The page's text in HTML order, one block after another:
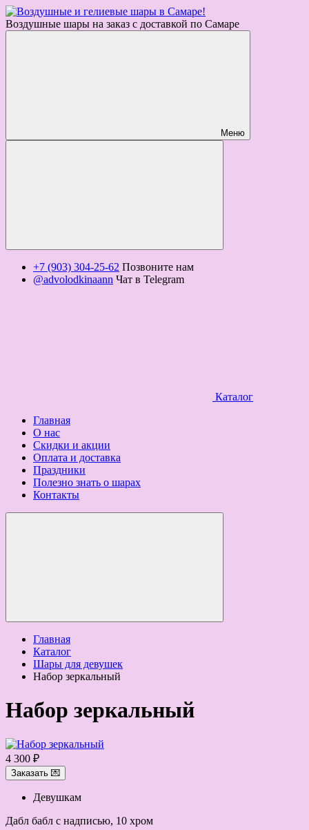
Воздушные шары на заказ с доставкой по Самаре
Меню
+7 (903) 304-25-62 Позвоните нам
@advolodkinaann Чат в Telegram
Каталог
Главная
О нас
Скидки и акции
Оплата и доставка
Праздники
Полезно знать о шарах
Контакты
Главная
Каталог
Шары для девушек
Набор зеркальный
Набор зеркальный
4 300 ₽
Заказать 💌
Девушкам
Дабл бабл с надписью, 10 хром